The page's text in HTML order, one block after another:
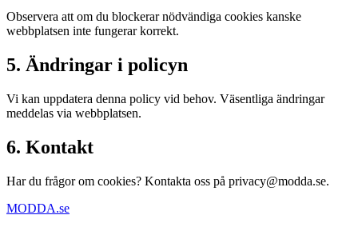
Observera att om du blockerar nödvändiga cookies kanske
webbplatsen inte fungerar korrekt.
5. Ändringar i policyn
Vi kan uppdatera denna policy vid behov. Väsentliga ändringar
meddelas via webbplatsen.
6. Kontakt
Har du frågor om cookies? Kontakta oss på privacy@modda.se.
MODDA.se